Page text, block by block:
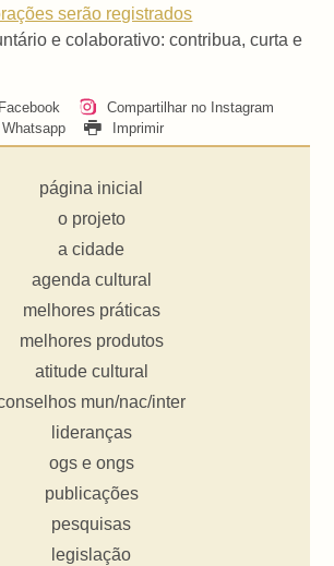
serão registrados
e colaborativo: contribua, curta e
Compartilhar no Instagram
Imprimir
página inicial
o projeto
a cidade
agenda cultural
melhores práticas
melhores produtos
atitude cultural
mun/nac/inter
lideranças
ogs e ongs
publicações
pesquisas
legislação